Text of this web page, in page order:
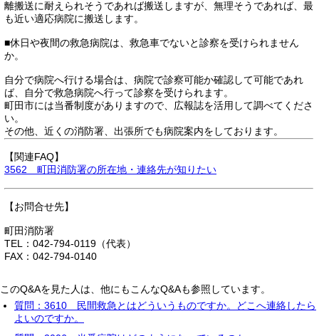
離搬送に耐えられそうであれば搬送しますが、無理そうであれば、最
も近い適応病院に搬送します。
■休日や夜間の救急病院は、救急車でないと診察を受けられません
か。
自分で病院へ行ける場合は、病院で診察可能か確認して可能であれ
ば、自分で救急病院へ行って診察を受けられます。
町田市には当番制度がありますので、広報誌を活用して調べてくださ
い。
その他、近くの消防署、出張所でも病院案内をしております。
【関連FAQ】
3562 町田消防署の所在地・連絡先が知りたい
【お問合せ先】
町田消防署
TEL：042-794-0119（代表）
FAX：042-794-0140
このQ&Aを見た人は、他にもこんなQ&Aも参照しています。
質問：3610 民間救急とはどういうものですか。どこへ連絡したら
よいのですか。